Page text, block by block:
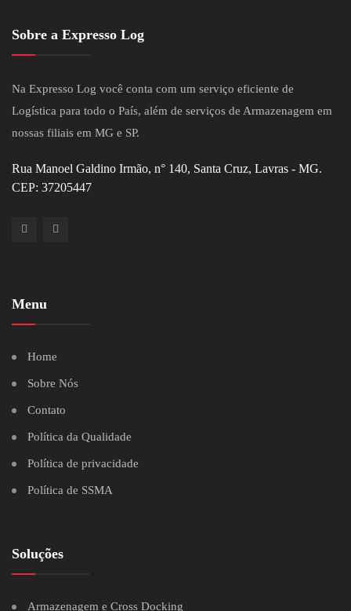
Sobre a Expresso Log
Na Expresso Log você conta com um serviço eficiente de
Logística para todo o País, além de serviços de Armazenagem em
nossas filiais em MG e SP.
Rua Manoel Galdino Irmão, n° 140, Santa Cruz, Lavras - MG.
CEP: 37205447
Menu
Home
Sobre Nós
Contato
Política da Qualidade
Política de privacidade
Política de SSMA
Soluções
Armazenagem e Cross Docking